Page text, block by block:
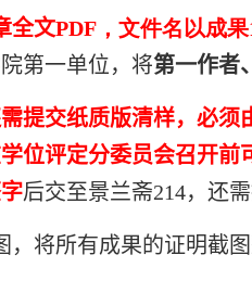
全文PDF，文件名以成
第一单位，将第一作者
提交纸质版清样，必
位评定分委员会召开
后交至景兰斋214，还
，将所有成果的证明截